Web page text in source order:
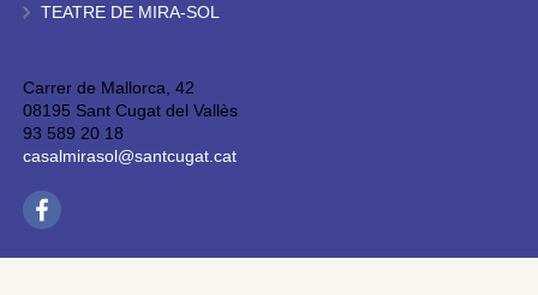
TEATRE DE MIRA-SOL
Carrer de Mallorca, 42
08195 Sant Cugat del Vallès
93 589 20 18
casalmirasol@santcugat.cat